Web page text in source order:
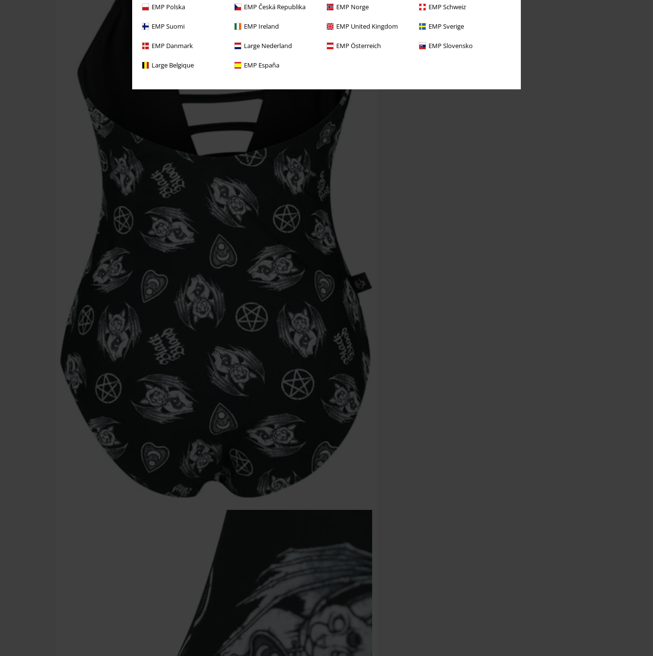
EMP Polska EMP Česká Republika EMP Norge EMP Schweiz
EMP Suomi EMP Ireland EMP United Kingdom EMP Sverige
EMP Danmark Large Nederland EMP Österreich EMP Slovensko
Large Belgique EMP España